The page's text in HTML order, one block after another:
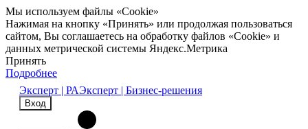
Мы используем файлы «Cookie»
Нажимая на кнопку «Принять» или продолжая пользоваться
сайтом, Вы соглашаетесь на обработку файлов «Cookie» и
данных метрической системы Яндекс.Метрика
Принять
Подробнее
Эксперт | РАЭксперт | Бизнес-решения
Вход